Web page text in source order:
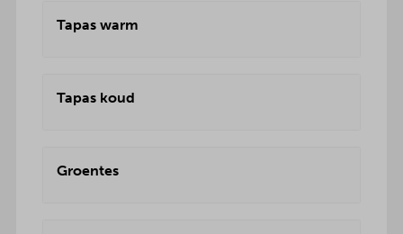
Tapas warm
Tapas koud
Groentes